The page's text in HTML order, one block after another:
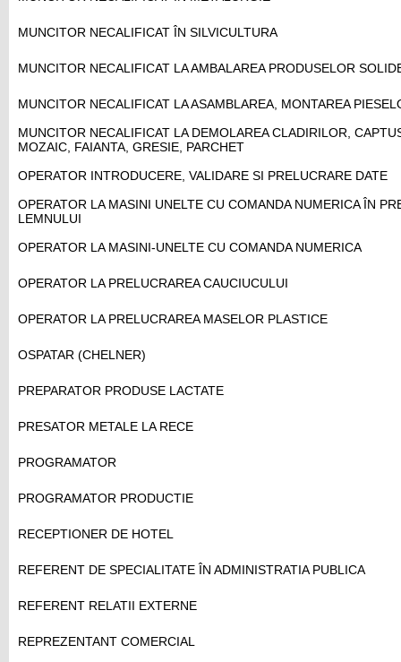
MUNCITOR NECALIFICAT ÎN SILVICULTURA
MUNCITOR NECALIFICAT LA AMBALAREA PRODUSELOR
MUNCITOR NECALIFICAT LA ASAMBLAREA, MONTAREA
MUNCITOR NECALIFICAT LA DEMOLAREA CLADIRILOR,
MOZAIC, FAIANTA, GRESIE, PARCHET
OPERATOR INTRODUCERE, VALIDARE SI PRELUCRARE DATE
OPERATOR LA MASINI UNELTE CU COMANDA NUMERICA ÎN
LEMNULUI
OPERATOR LA MASINI-UNELTE CU COMANDA NUMERICA
OPERATOR LA PRELUCRAREA CAUCIUCULUI
OPERATOR LA PRELUCRAREA MASELOR PLASTICE
OSPATAR (CHELNER)
PREPARATOR PRODUSE LACTATE
PRESATOR METALE LA RECE
PROGRAMATOR
PROGRAMATOR PRODUCTIE
RECEPTIONER DE HOTEL
REFERENT DE SPECIALITATE ÎN ADMINISTRATIA PUBLICA
REFERENT RELATII EXTERNE
REPREZENTANT COMERCIAL